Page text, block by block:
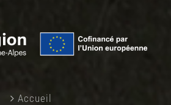
Accueil